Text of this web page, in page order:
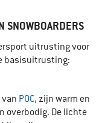
SNOWBOARDERS
uitrusting voor
basisuitrusting:
POC, zijn warm en
overbodig. De lichte